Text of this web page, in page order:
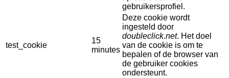
gebruikersprofiel.
test_cookie
15
minutes
Deze cookie wordt
ingesteld door
doubleclick.net. Het doel
van de cookie is om te
bepalen of de browser van
de gebruiker cookies
ondersteunt.